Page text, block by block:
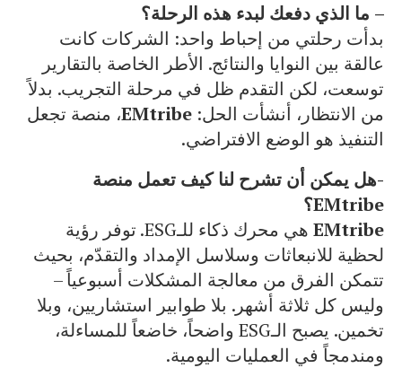
– ما الذي دفعك لبدء هذه الرحلة؟
بدأت رحلتي من إحباط واحد: الشركات كانت
عالقة بين النوايا والنتائج. الأطر الخاصة بالتقارير
توسعت، لكن التقدم ظل في مرحلة التجريب. بدلاً
من الانتظار، أنشأت الحل: EMtribe، منصة تجعل
التنفيذ هو الوضع الافتراضي.
-هل يمكن أن تشرح لنا كيف تعمل منصة
EMtribe؟
EMtribe
هي محرك ذكاء للـESG. توفر رؤية
لحظية للانبعاثات وسلاسل الإمداد والتقدّم، بحيث
تتمكن الفرق من معالجة المشكلات أسبوعياً –
وليس كل ثلاثة أشهر. بلا طوابير استشاريين، وبلا
تخمين. يصبح الـESG واضحاً، خاضعاً للمساءلة،
ومندمجاً في العمليات اليومية.